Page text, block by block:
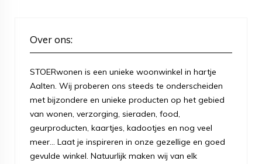
Over ons:
STOERwonen is een unieke woonwinkel in hartje
Aalten. Wij proberen ons steeds te onderscheiden
met bijzondere en unieke producten op het gebied
van wonen, verzorging, sieraden, food,
geurproducten, kaartjes, kadootjes en nog veel
meer... Laat je inspireren in onze gezellige en goed
gevulde winkel. Natuurlijk maken wij van elk